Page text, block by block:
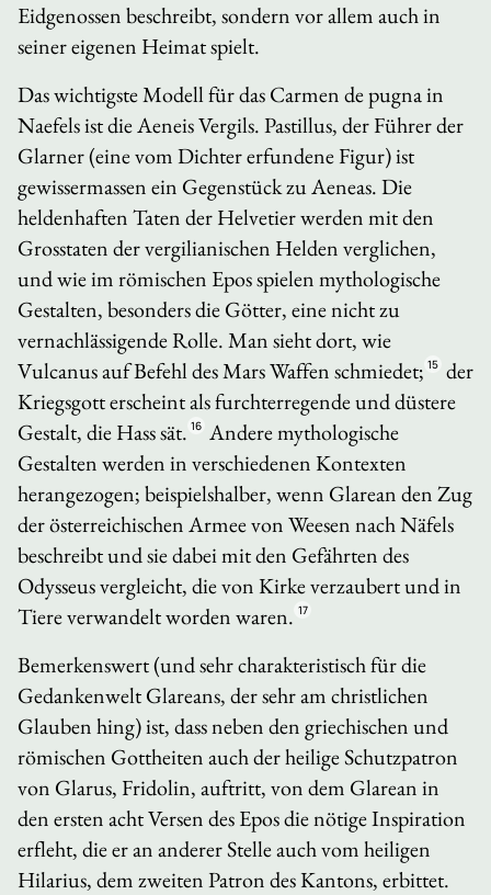
Eidgenossen beschreibt, sondern vor allem auch in
seiner eigenen Heimat spielt.
Das wichtigste Modell für dasCarmen de pugna in
Naefelsist dieAeneisVergils. Pastillus, der Führer der
Glarner (eine vom Dichter erfundene Figur) ist
gewissermassen ein Gegenstück zu Aeneas. Die
heldenhaften Taten der Helvetier werden mit den
Grosstaten der vergilianischen Helden verglichen,
und wie im römischen Epos spielen mythologische
Gestalten, besonders die Götter, eine nicht zu
vernachlässigende Rolle. Man sieht dort, wie
Vulcanus auf Befehl des Mars Waffen schmiedet; 15 der
Kriegsgott erscheint als furchterregende und düstere
Gestalt, die Hass sät. 16 Andere mythologische
Gestalten werden in verschiedenen Kontexten
herangezogen; beispielshalber, wenn Glarean den Zug
der österreichischen Armee von Weesen nach Näfels
beschreibt und sie dabei mit den Gefährten des
Odysseus vergleicht, die von Kirke verzaubert und in
Tiere verwandelt worden waren. 17
Bemerkenswert (und sehr charakteristisch für die
Gedankenwelt Glareans, der sehr am christlichen
Glauben hing) ist, dass neben den griechischen und
römischen Gottheiten auch der heilige Schutzpatron
von Glarus, Fridolin, auftritt, von dem Glarean in
den ersten acht Versen des Epos die nötige Inspiration
erfleht, die er an anderer Stelle auch vom heiligen
Hilarius, dem zweiten Patron des Kantons, erbittet.